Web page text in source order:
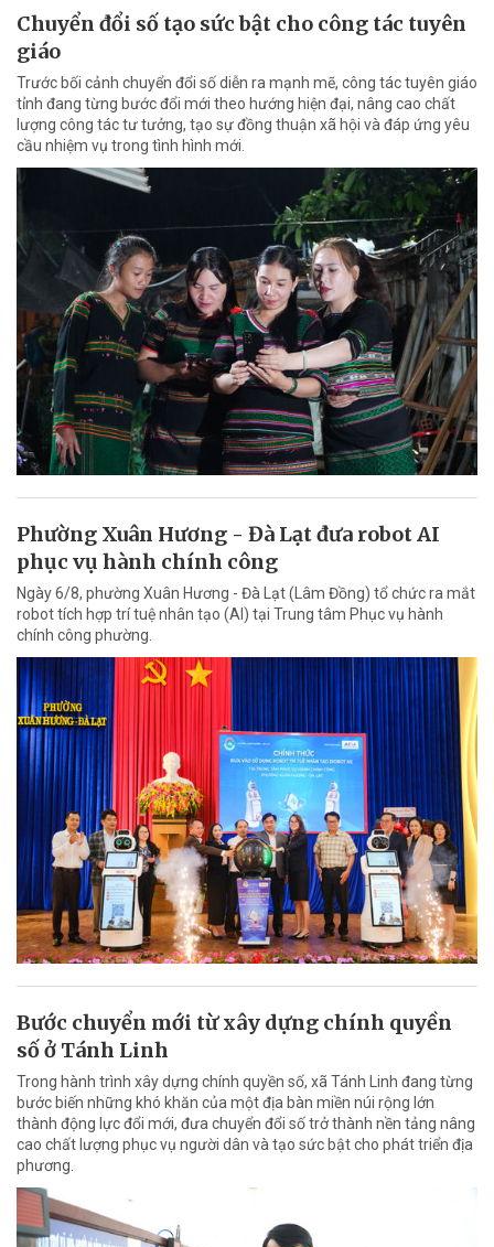
Chuyển đổi số tạo sức bật cho công tác tuyên
giáo
Trước bối cảnh chuyển đổi số diễn ra mạnh mẽ, công tác tuyên giáo
tỉnh đang từng bước đổi mới theo hướng hiện đại, nâng cao chất
lượng công tác tư tưởng, tạo sự đồng thuận xã hội và đáp ứng yêu
cầu nhiệm vụ trong tình hình mới.
Phường Xuân Hương - Đà Lạt đưa robot AI
phục vụ hành chính công
Ngày 6/8, phường Xuân Hương - Đà Lạt (Lâm Đồng) tổ chức ra mắt
robot tích hợp trí tuệ nhân tạo (AI) tại Trung tâm Phục vụ hành
chính công phường.
Bước chuyển mới từ xây dựng chính quyền
số ở Tánh Linh
Trong hành trình xây dựng chính quyền số, xã Tánh Linh đang từng
bước biến những khó khăn của một địa bàn miền núi rộng lớn
thành động lực đổi mới, đưa chuyển đổi số trở thành nền tảng nâng
cao chất lượng phục vụ người dân và tạo sức bật cho phát triển địa
phương.